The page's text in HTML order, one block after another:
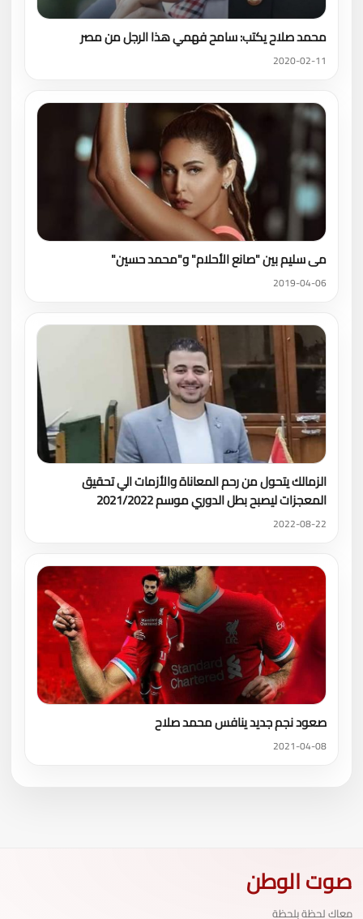
محمد صلاح يكتب: سامح فهمي هذا الرجل من مصر
2020-02-11
مى سليم بين "صانع الأحلام" و"محمد حسين"
2019-04-06
الزمالك يتحول من رحم المعاناة والأزمات الي تحقيق
المعجزات ليصبح بطل الدوري موسم 2021/2022
2022-08-22
صعود نجم جديد ينافس محمد صلاح
2021-04-08
صوت الوطن
معاك لحظة بلحظة